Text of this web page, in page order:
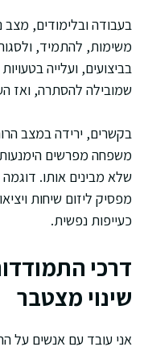
בעבודה ובלימודים, מצב
משימות, להתמיד,
בביצועים, ועלייה
שמובילה להסתרה, ואז
בקשרים, ירידה במצב
משפחה מפרשים
שלא מבינים אותו.
מפסיק ליזום שיחות
כעייפות נפשית.
דרכי
שינוי מצטבר
אני עובד עם אנשים על